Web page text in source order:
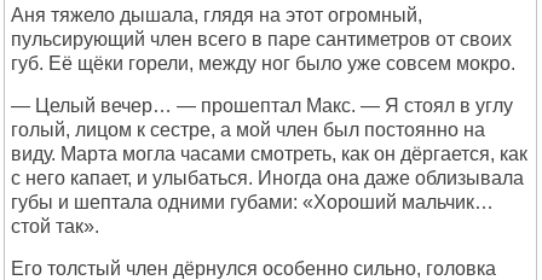
Аня тяжело дышала, глядя на этот огромный,
пульсирующий член всего в паре сантиметров от своих
губ. Её щёки горели, между ног было уже совсем мокро.
— Целый вечер… — прошептал Макс. — Я стоял в углу
голый, лицом к сестре, а мой член был постоянно на
виду. Марта могла часами смотреть, как он дёргается, как
с него капает, и улыбаться. Иногда она даже облизывала
губы и шептала одними губами: «Хороший мальчик…
стой так».
Его толстый член дёрнулся особенно сильно, головка